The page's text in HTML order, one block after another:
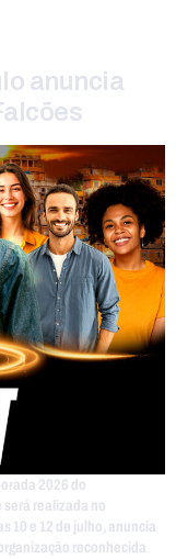
anuncia
2026 do
será realizada no
10 e 12 de julho, anuncia
reconhecida